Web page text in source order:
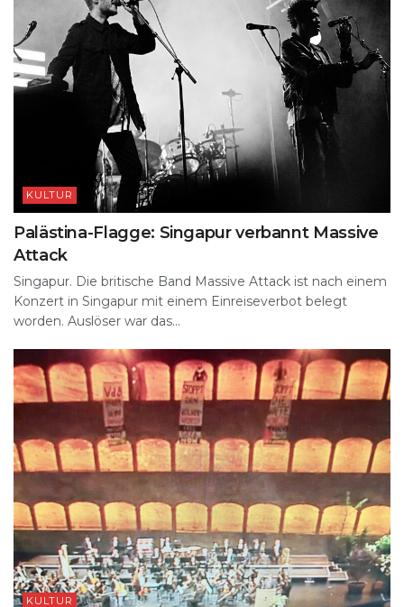
KULTUR
Palästina-Flagge: Singapur verbannt Massive
Attack
Singapur. Die britische Band Massive Attack ist nach einem
Konzert in Singapur mit einem Einreiseverbot belegt
worden. Auslöser war das...
KULTUR